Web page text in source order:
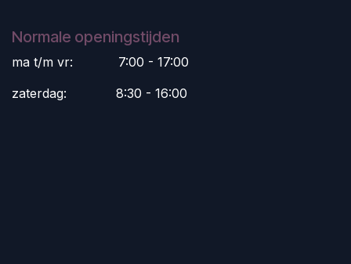
Normale openingstijden
ma t/m vr:
​7:00 - 17:00
zaterdag:
​8:30 - 16:00